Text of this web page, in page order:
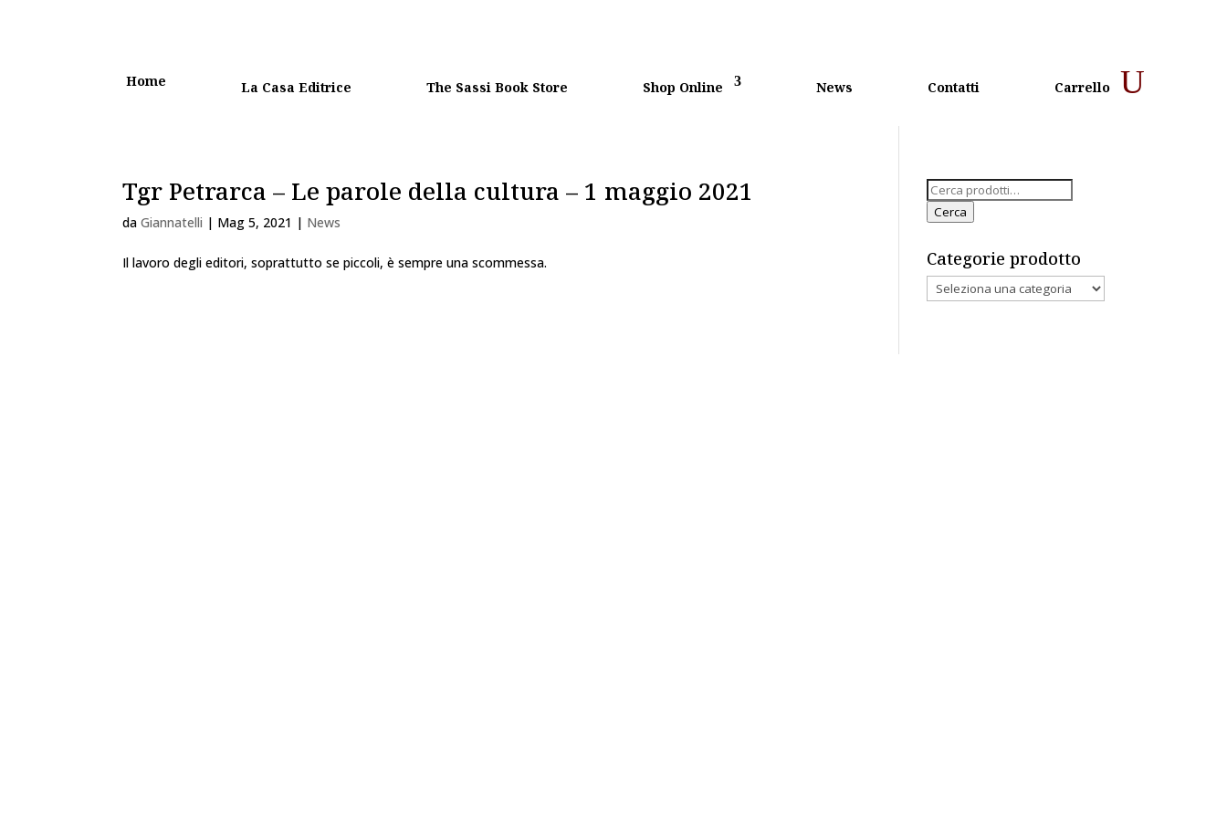
Home La Casa Editrice The Sassi Book Store Shop Online News Contatti Carrello
Tgr Petrarca – Le parole della cultura – 1 maggio 2021
daGiannatelli | Mag 5, 2021 | News
Il lavoro degli editori, soprattutto se piccoli, è sempre una scommessa.
Cerca:
Cerca
Categorie prodotto